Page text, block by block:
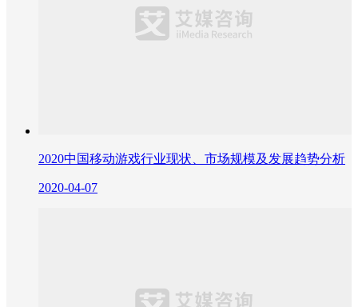
2020中国移动游戏行业现状、市场规模及发展趋势分析
2020-04-07